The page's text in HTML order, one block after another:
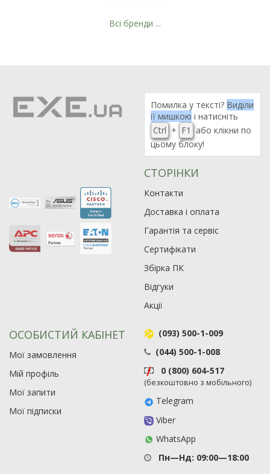
Всі бренди ...
Помилка у тексті? Виділи
її мишкою і натисніть
Ctrl + F1
або клікни по
цьому блоку!
СТОРІНКИ
Контакти
Доставка і оплата
Гарантія та сервіс
Сертифікати
Збірка ПК
Відгуки
Акції
ОСОБИСТИЙ КАБІНЕТ
Мої замовлення
Мій профіль
Мої запити
Мої підписки
(093) 500-1-009
(044) 500-1-008
0 (800) 604-517
(безкоштовно з мобільного)
Telegram
Viber
WhatsApp
Пн—Нд: 09:00—18:00